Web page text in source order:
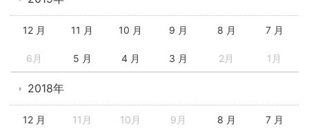
12 月 11 月 10 月 9 月 8 月 7 月
6月 5 月 4 月 3 月 2月 1月
2018年
12 月 11月 10月 9月 8 月 7 月